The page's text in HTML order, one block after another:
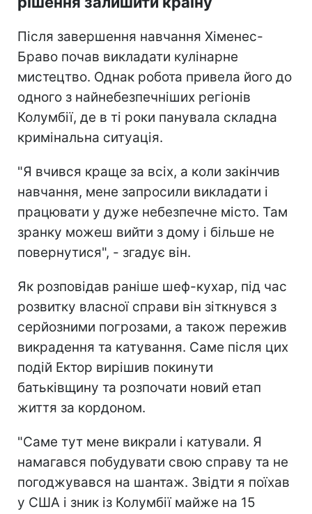
Після завершення навчання Хіменес-
Браво почав викладати кулінарне
мистецтво. Однак робота привела його до
одного з найнебезпечніших регіонів
Колумбії, де в ті роки панувала складна
кримінальна ситуація.
"Я вчився краще за всіх, а коли закінчив
навчання, мене запросили викладати і
працювати у дуже небезпечне місто. Там
зранку можеш вийти з дому і більше не
повернутися", - згадує він.
Як розповідав раніше шеф-кухар, під час
розвитку власної справи він зіткнувся з
серйозними погрозами, а також пережив
викрадення та катування. Саме після цих
подій Ектор вирішив покинути
батьківщину та розпочати новий етап
життя за кордоном.
"Саме тут мене викрали і катували. Я
намагався побудувати свою справу та не
погоджувався на шантаж. Звідти я поїхав
у США і зник із Колумбії майже на 15